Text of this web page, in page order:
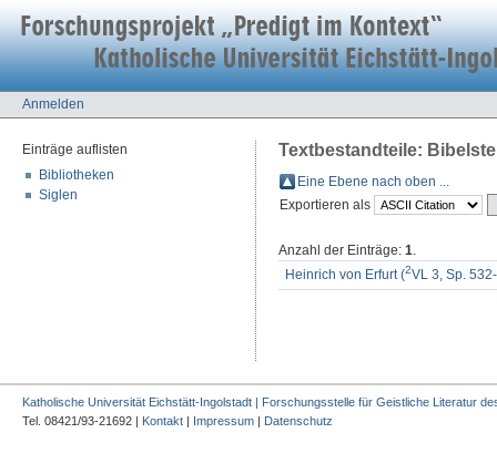
Anmelden
Einträge auflisten
Bibliotheken
Siglen
Textbestandteile:
Eine Ebene nach oben ...
Exportieren als
Anzahl der Einträge: 1.
Heinrich von Erfurt (2VL 3, Sp.
Katholische Universität Eichstätt-Ingolstadt | Forschungsstelle für Geistliche Literatur
Tel. 08421/93-21692 | Kontakt | Impressum | Datenschutz